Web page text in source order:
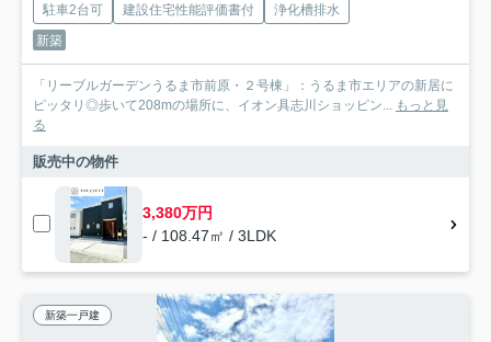
駐車2台可 建設住宅性能評価書付
浄化槽排水
新築
「リーブルガーデンうるま市前原・２号棟」：うるま市エリアの新居に
ピッタリ◎歩いて208mの場所に、イオン具志川ショッピン...
もっと見
る
販売中の物件
3,380万円
- / 108.47㎡ / 3LDK
新築一戸建